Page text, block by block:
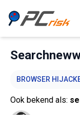
BROWSER
Ook bekend als: